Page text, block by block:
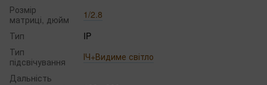
Розмір
матриці, дюйм
1/2.8
Тип
IP
Тип
підсвічування
ІЧ+Видиме світло
Дальність